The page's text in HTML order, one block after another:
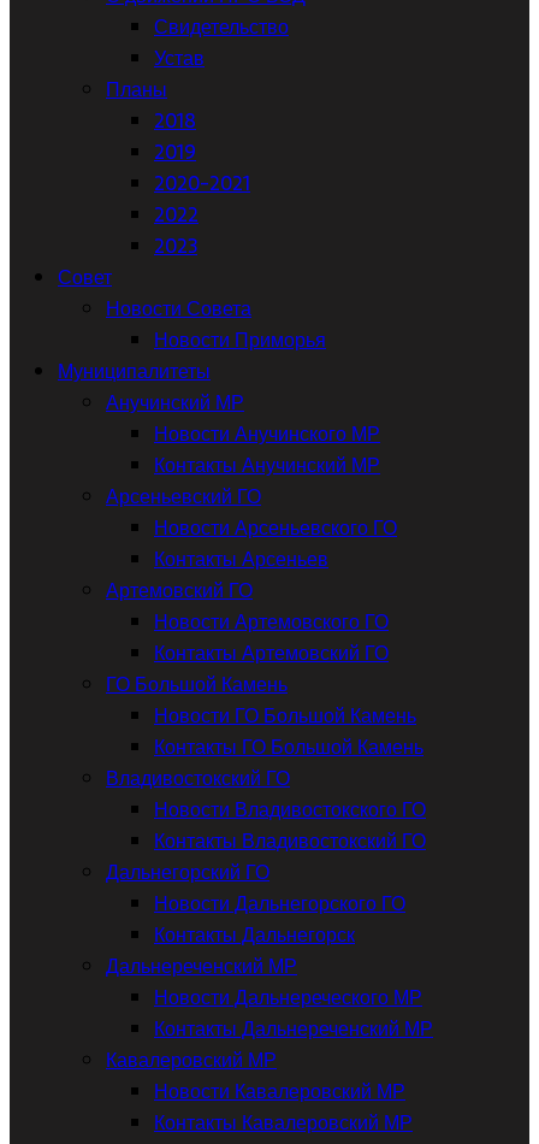
Свидетельство
Устав
Планы
2018
2019
2020-2021
2022
2023
Совет
Новости Совета
Новости Приморья
Муниципалитеты
Анучинский МР
Новости Анучинского МР
Контакты Анучинский МР
Арсеньевский ГО
Новости Арсеньевского ГО
Контакты Арсеньев
Артемовский ГО
Новости Артемовского ГО
Контакты Артемовский ГО
ГО Большой Камень
Новости ГО Большой Камень
Контакты ГО Большой Камень
Владивостокский ГО
Новости Владивостокского ГО
Контакты Владивостокский ГО
Дальнегорский ГО
Новости Дальнегорского ГО
Контакты Дальнегорск
Дальнереченский МР
Новости Дальнереческого МР
Контакты Дальнереченский МР
Кавалеровский МР
Новости Кавалеровский МР
Контакты Кавалеровский МР